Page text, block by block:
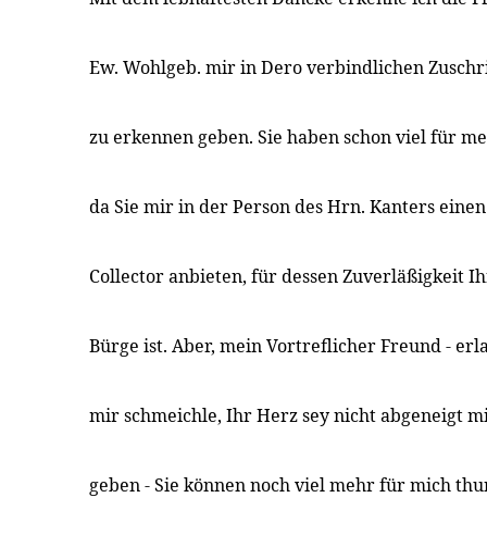
Ew. Wohlgeb. mir in Dero verbindlichen
zu erkennen geben. Sie haben schon viel für
da Sie mir in der Person des Hrn. Kanters
Collector anbieten, für dessen Zuverläßigkeit
Bürge ist. Aber, mein Vortreflicher Freund -
mir schmeichle, Ihr Herz sey nicht abgeneigt
geben - Sie können noch viel mehr für mich